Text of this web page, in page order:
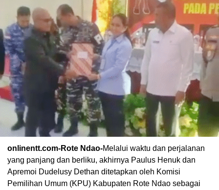
onlinentt.com-Rote Ndao-Melalui waktu dan perjalanan
yang panjang dan berliku, akhirnya Paulus Henuk dan
Apremoi Dudelusy Dethan ditetapkan oleh Komisi
Pemilihan Umum (KPU) Kabupaten Rote Ndao sebagai